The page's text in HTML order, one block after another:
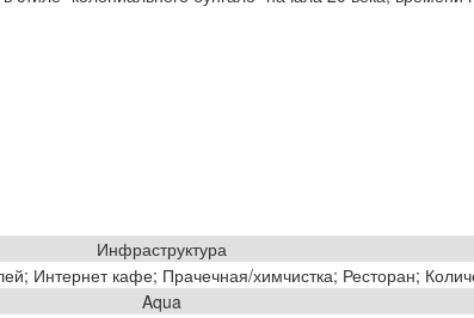
Инфраструктура
Интернет кафе; Прачечная/химчистка; Ресторан;
Aqua